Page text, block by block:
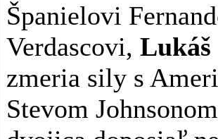
Španielovi
Verdascovi, Lukáš
zmeria sily s
Stevom